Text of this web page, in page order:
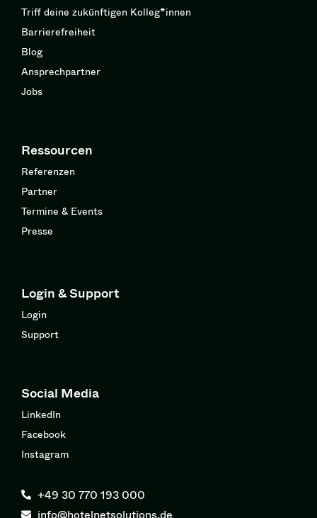
Triff deine zukünftigen Kolleg*innen
Barrierefreiheit
Blog
Ansprechpartner
Jobs
Ressourcen
Referenzen
Partner
Termine & Events
Presse
Login & Support
Login
Support
Social Media
LinkedIn
Facebook
Instagram
+49 30 770 193 000
info@hotelnetsolutions.de